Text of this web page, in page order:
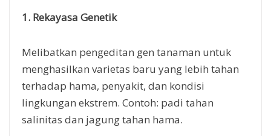
1. Rekayasa Genetik
Melibatkan pengeditan gen tanaman untuk
menghasilkan varietas baru yang lebih tahan
terhadap hama, penyakit, dan kondisi
lingkungan ekstrem. Contoh: padi tahan
salinitas dan jagung tahan hama.